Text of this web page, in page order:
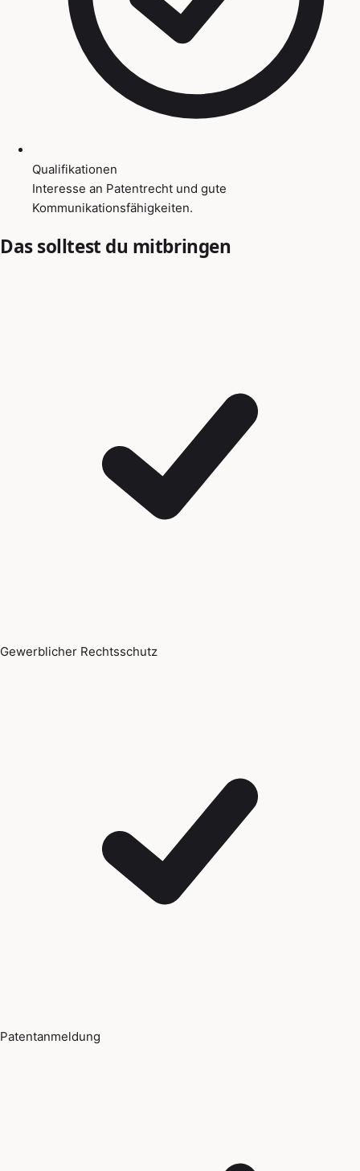
Qualifikationen
Interesse an Patentrecht und gute
Kommunikationsfähigkeiten.
Das solltest du mitbringen
Gewerblicher Rechtsschutz
Patentanmeldung